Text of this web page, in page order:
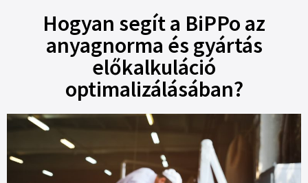
Hogyan segít a BiPPo az
anyagnorma és gyártás
előkalkuláció
optimalizálásában?